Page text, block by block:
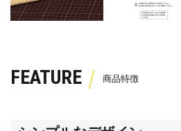
FEATURE